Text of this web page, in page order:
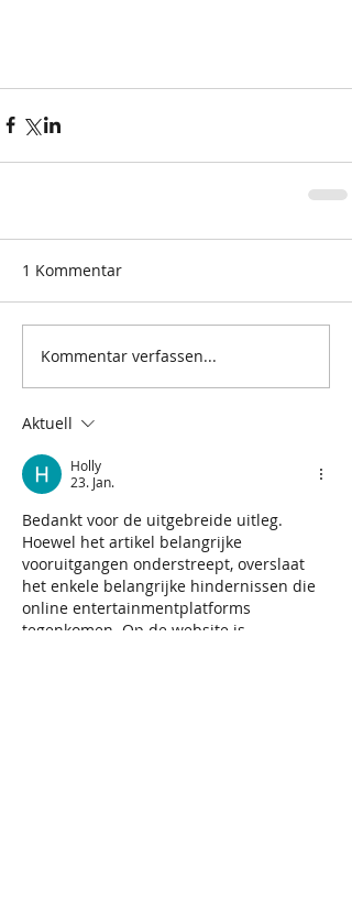
1 Kommentar
Kommentar verfassen...
Aktuell
Holly
23. Jan.
Bedankt voor de uitgebreide uitleg.
Hoewel het artikel belangrijke
vooruitgangen onderstreept, overslaat
het enkele belangrijke hindernissen die
online entertainmentplatforms
tegenkomen. Op de website is